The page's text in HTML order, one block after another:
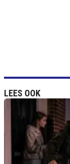
LEES OOK